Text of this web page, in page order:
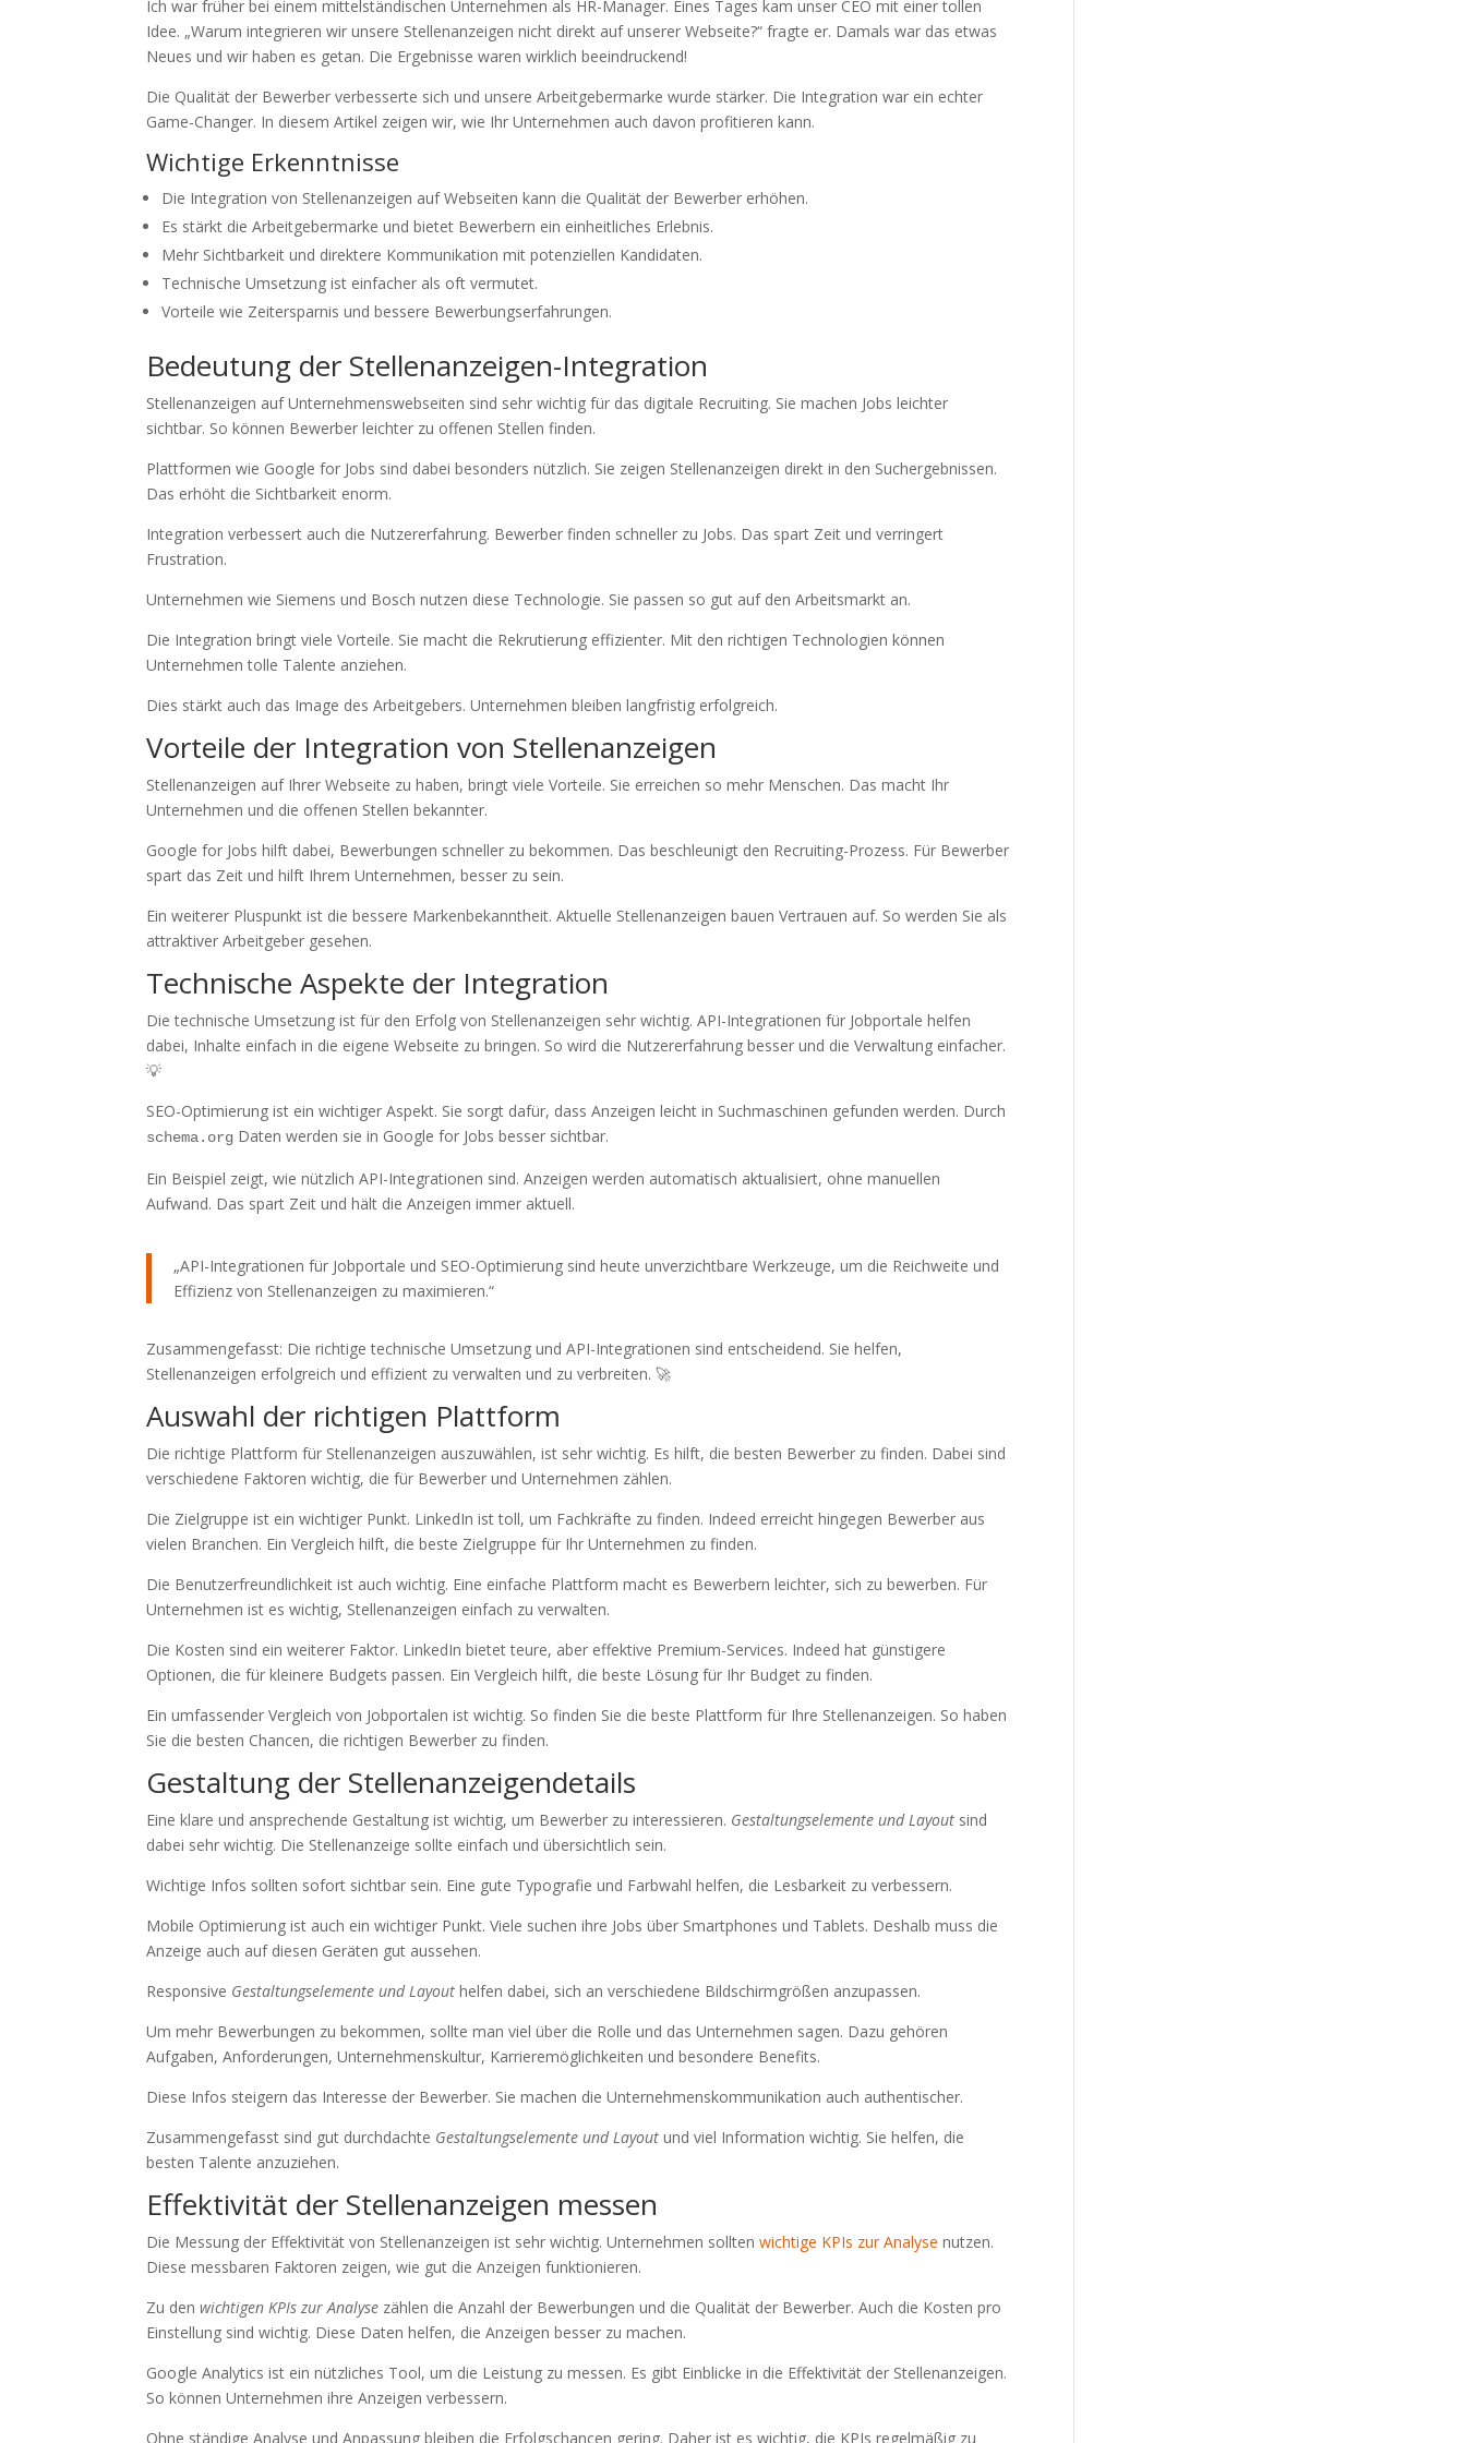
Ich war früher bei einem mittelständischen Unternehmen als HR-Manager. Eines Tages kam unser CEO mit einer tollen
Idee. „Warum integrieren wir unsere Stellenanzeigen nicht direkt auf unserer Webseite?“ fragte er. Damals war das etwas
Neues und wir haben es getan. Die Ergebnisse waren wirklich beeindruckend!
Die Qualität der Bewerber verbesserte sich und unsere Arbeitgebermarke wurde stärker. Die Integration war ein echter
Game-Changer. In diesem Artikel zeigen wir, wie Ihr Unternehmen auch davon profitieren kann.
Wichtige Erkenntnisse
Die Integration von Stellenanzeigen auf Webseiten kann die Qualität der Bewerber erhöhen.
Es stärkt die Arbeitgebermarke und bietet Bewerbern ein einheitliches Erlebnis.
Mehr Sichtbarkeit und direktere Kommunikation mit potenziellen Kandidaten.
Technische Umsetzung ist einfacher als oft vermutet.
Vorteile wie Zeitersparnis und bessere Bewerbungserfahrungen.
Bedeutung der Stellenanzeigen-Integration
Stellenanzeigen auf Unternehmenswebseiten sind sehr wichtig für das digitale Recruiting. Sie machen Jobs leichter
sichtbar. So können Bewerber leichter zu offenen Stellen finden.
Plattformen wie Google for Jobs sind dabei besonders nützlich. Sie zeigen Stellenanzeigen direkt in den Suchergebnissen.
Das erhöht die Sichtbarkeit enorm.
Integration verbessert auch die Nutzererfahrung. Bewerber finden schneller zu Jobs. Das spart Zeit und verringert
Frustration.
Unternehmen wie Siemens und Bosch nutzen diese Technologie. Sie passen so gut auf den Arbeitsmarkt an.
Die Integration bringt viele Vorteile. Sie macht die Rekrutierung effizienter. Mit den richtigen Technologien können
Unternehmen tolle Talente anziehen.
Dies stärkt auch das Image des Arbeitgebers. Unternehmen bleiben langfristig erfolgreich.
Vorteile der Integration von Stellenanzeigen
Stellenanzeigen auf Ihrer Webseite zu haben, bringt viele Vorteile. Sie erreichen so mehr Menschen. Das macht Ihr
Unternehmen und die offenen Stellen bekannter.
Google for Jobs hilft dabei, Bewerbungen schneller zu bekommen. Das beschleunigt den Recruiting-Prozess. Für Bewerber
spart das Zeit und hilft Ihrem Unternehmen, besser zu sein.
Ein weiterer Pluspunkt ist die bessere Markenbekanntheit. Aktuelle Stellenanzeigen bauen Vertrauen auf. So werden Sie als
attraktiver Arbeitgeber gesehen.
Technische Aspekte der Integration
Die technische Umsetzung ist für den Erfolg von Stellenanzeigen sehr wichtig. API-Integrationen für Jobportale helfen
dabei, Inhalte einfach in die eigene Webseite zu bringen. So wird die Nutzererfahrung besser und die Verwaltung einfacher.
💡
SEO-Optimierung ist ein wichtiger Aspekt. Sie sorgt dafür, dass Anzeigen leicht in Suchmaschinen gefunden werden. Durch
schema.org Daten werden sie in Google for Jobs besser sichtbar.
Ein Beispiel zeigt, wie nützlich API-Integrationen sind. Anzeigen werden automatisch aktualisiert, ohne manuellen
Aufwand. Das spart Zeit und hält die Anzeigen immer aktuell.
„API-Integrationen für Jobportale und SEO-Optimierung sind heute unverzichtbare Werkzeuge, um die Reichweite und
Effizienz von Stellenanzeigen zu maximieren.“
Zusammengefasst: Die richtige technische Umsetzung und API-Integrationen sind entscheidend. Sie helfen,
Stellenanzeigen erfolgreich und effizient zu verwalten und zu verbreiten. 🚀
Auswahl der richtigen Plattform
Die richtige Plattform für Stellenanzeigen auszuwählen, ist sehr wichtig. Es hilft, die besten Bewerber zu finden. Dabei sind
verschiedene Faktoren wichtig, die für Bewerber und Unternehmen zählen.
Die Zielgruppe ist ein wichtiger Punkt. LinkedIn ist toll, um Fachkräfte zu finden. Indeed erreicht hingegen Bewerber aus
vielen Branchen. Ein Vergleich hilft, die beste Zielgruppe für Ihr Unternehmen zu finden.
Die Benutzerfreundlichkeit ist auch wichtig. Eine einfache Plattform macht es Bewerbern leichter, sich zu bewerben. Für
Unternehmen ist es wichtig, Stellenanzeigen einfach zu verwalten.
Die Kosten sind ein weiterer Faktor. LinkedIn bietet teure, aber effektive Premium-Services. Indeed hat günstigere
Optionen, die für kleinere Budgets passen. Ein Vergleich hilft, die beste Lösung für Ihr Budget zu finden.
Ein umfassender Vergleich von Jobportalen ist wichtig. So finden Sie die beste Plattform für Ihre Stellenanzeigen. So haben
Sie die besten Chancen, die richtigen Bewerber zu finden.
Gestaltung der Stellenanzeigendetails
Eine klare und ansprechende Gestaltung ist wichtig, um Bewerber zu interessieren. Gestaltungselemente und Layout sind
dabei sehr wichtig. Die Stellenanzeige sollte einfach und übersichtlich sein.
Wichtige Infos sollten sofort sichtbar sein. Eine gute Typografie und Farbwahl helfen, die Lesbarkeit zu verbessern.
Mobile Optimierung ist auch ein wichtiger Punkt. Viele suchen ihre Jobs über Smartphones und Tablets. Deshalb muss die
Anzeige auch auf diesen Geräten gut aussehen.
Responsive Gestaltungselemente und Layout helfen dabei, sich an verschiedene Bildschirmgrößen anzupassen.
Um mehr Bewerbungen zu bekommen, sollte man viel über die Rolle und das Unternehmen sagen. Dazu gehören
Aufgaben, Anforderungen, Unternehmenskultur, Karrieremöglichkeiten und besondere Benefits.
Diese Infos steigern das Interesse der Bewerber. Sie machen die Unternehmenskommunikation auch authentischer.
Zusammengefasst sind gut durchdachte Gestaltungselemente und Layout und viel Information wichtig. Sie helfen, die
besten Talente anzuziehen.
Effektivität der Stellenanzeigen messen
Die Messung der Effektivität von Stellenanzeigen ist sehr wichtig. Unternehmen solltenwichtige KPIs zur Analyse nutzen.
Diese messbaren Faktoren zeigen, wie gut die Anzeigen funktionieren.
Zu denwichtigen KPIs zur Analyse zählen die Anzahl der Bewerbungen und die Qualität der Bewerber. Auch die Kosten pro
Einstellung sind wichtig. Diese Daten helfen, die Anzeigen besser zu machen.
Google Analytics ist ein nützliches Tool, um die Leistung zu messen. Es gibt Einblicke in die Effektivität der Stellenanzeigen.
So können Unternehmen ihre Anzeigen verbessern.
Ohne ständige Analyse und Anpassung bleiben die Erfolgschancen gering. Daher ist es wichtig, die KPIs regelmäßig zu